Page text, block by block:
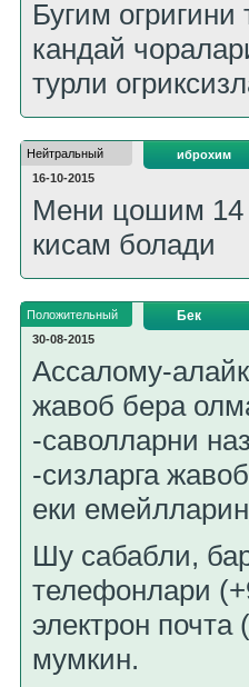
Бугим
кандай
турли
Нейтральный
16-10-2015
иброхим
Мени цошим 14
кисам болади
Положительный
30-08-2015
Бек
Ассалому-
жавоб бера
-саволларни
-сизларга
еки
Шу сабабли,
телефонлари
электрон
мумкин.